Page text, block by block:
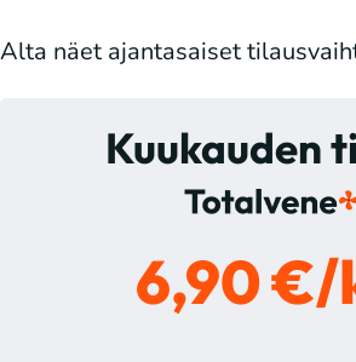
Alta näet ajantasaiset
Kuukauden
6,90